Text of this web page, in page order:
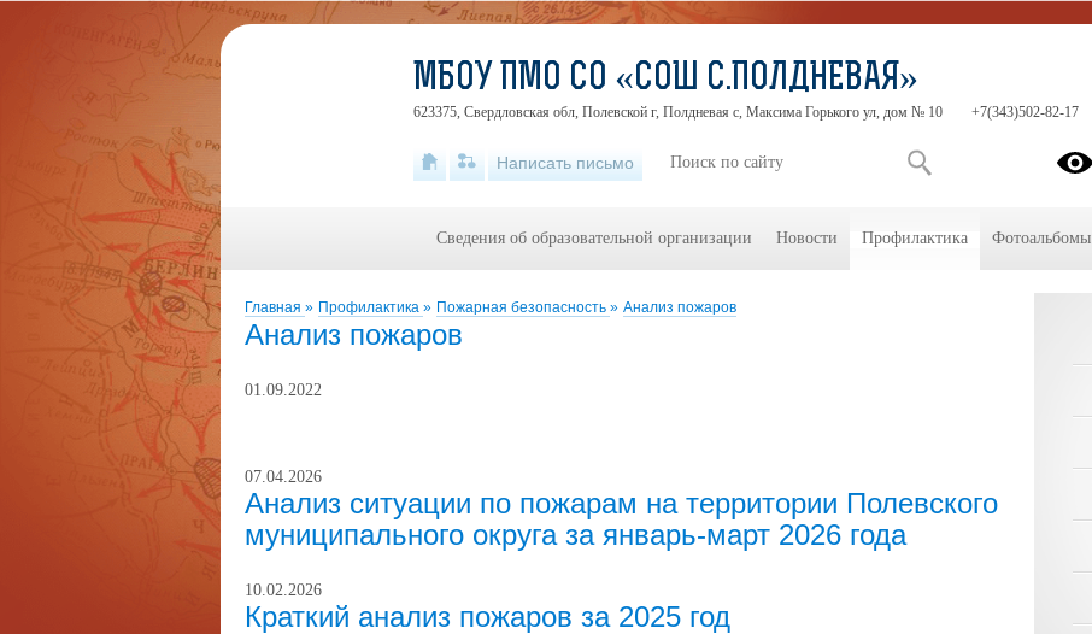
Главная » Профилактика » Пожарная безопасность » Анализ пожаров
Анализ пожаров
01.09.2022
07.04.2026
Анализ ситуации по пожарам на территории Полевского
муниципального округа за январь-март 2026 года
10.02.2026
Краткий анализ пожаров за 2025 год
МБОУ ПМО СО «СОШ С.ПОЛДНЕВАЯ»
623375, Свердловская обл, Полевской г, Полдневая с, Максима Горького ул, дом № 10 +7(343)502-82-17
Написать письмо
Сведения об образовательной организации Новости Профилактика Фотоальбомы